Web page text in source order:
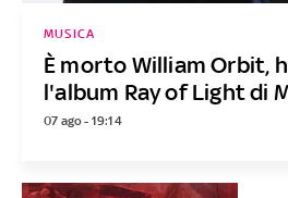
È morto William Orbit,
l'album Ray of Light di
MUSICA
07 ago - 19:14